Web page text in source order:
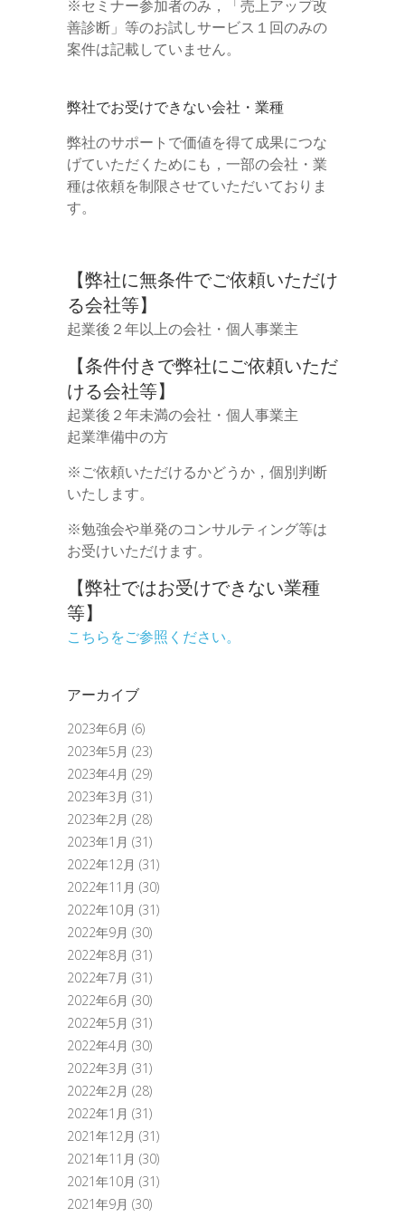
※セミナー参加者のみ，「売上アップ改
善診断」等のお試しサービス１回のみの
案件は記載していません。
弊社でお受けできない会社・業種
弊社のサポートで価値を得て成果につな
げていただくためにも，一部の会社・業
種は依頼を制限させていただいておりま
す。
【弊社に無条件でご依頼いただけ
る会社等】
起業後２年以上の会社・個人事業主
【条件付きで弊社にご依頼いただ
ける会社等】
起業後２年未満の会社・個人事業主
起業準備中の方
※ご依頼いただけるかどうか，個別判断
いたします。
※勉強会や単発のコンサルティング等は
お受けいただけます。
【弊社ではお受けできない業種
等】
こちらをご参照ください。
アーカイブ
2023年6月 (6)
2023年5月 (23)
2023年4月 (29)
2023年3月 (31)
2023年2月 (28)
2023年1月 (31)
2022年12月 (31)
2022年11月 (30)
2022年10月 (31)
2022年9月 (30)
2022年8月 (31)
2022年7月 (31)
2022年6月 (30)
2022年5月 (31)
2022年4月 (30)
2022年3月 (31)
2022年2月 (28)
2022年1月 (31)
2021年12月 (31)
2021年11月 (30)
2021年10月 (31)
2021年9月 (30)